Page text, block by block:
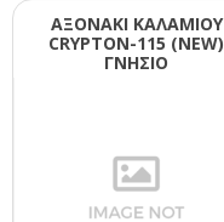
ΑΞΟΝΑΚΙ ΚΑΛΑΜΙΟΥ
CRΥΡΤΟΝ-115 (ΝΕW)
ΓΝΗΣΙΟ